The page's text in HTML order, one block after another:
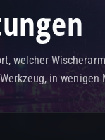
welcher
in wenigen